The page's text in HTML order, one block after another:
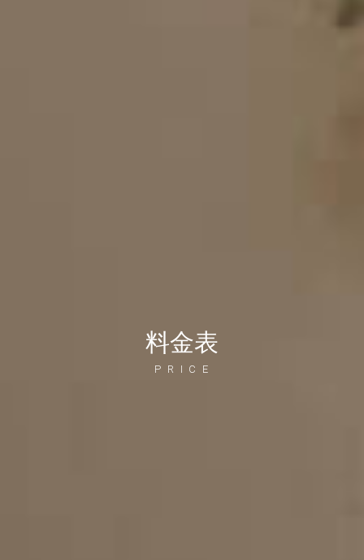
料金表
PRICE